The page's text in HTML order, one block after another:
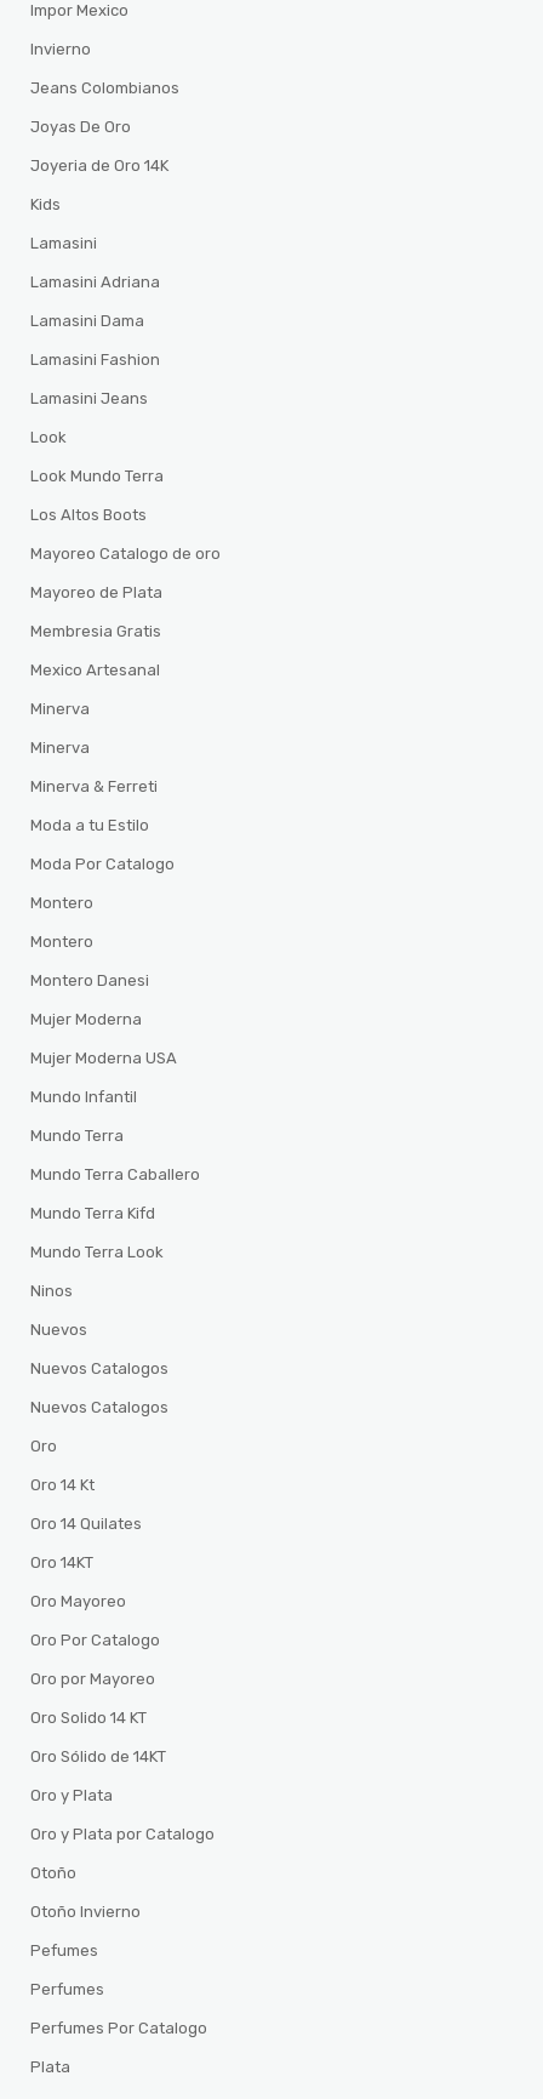
Impor Mexico
Invierno
Jeans Colombianos
Joyas De Oro
Joyeria de Oro 14K
Kids
Lamasini
Lamasini Adriana
Lamasini Dama
Lamasini Fashion
Lamasini Jeans
Look
Look Mundo Terra
Los Altos Boots
Mayoreo Catalogo de oro
Mayoreo de Plata
Membresia Gratis
Mexico Artesanal
Minerva
Minerva
Minerva & Ferreti
Moda a tu Estilo
Moda Por Catalogo
Montero
Montero
Montero Danesi
Mujer Moderna
Mujer Moderna USA
Mundo Infantil
Mundo Terra
Mundo Terra Caballero
Mundo Terra Kifd
Mundo Terra Look
Ninos
Nuevos
Nuevos Catalogos
Nuevos Catalogos
Oro
Oro 14 Kt
Oro 14 Quilates
Oro 14KT
Oro Mayoreo
Oro Por Catalogo
Oro por Mayoreo
Oro Solido 14 KT
Oro Sólido de 14KT
Oro y Plata
Oro y Plata por Catalogo
Otoño
Otoño Invierno
Pefumes
Perfumes
Perfumes Por Catalogo
Plata